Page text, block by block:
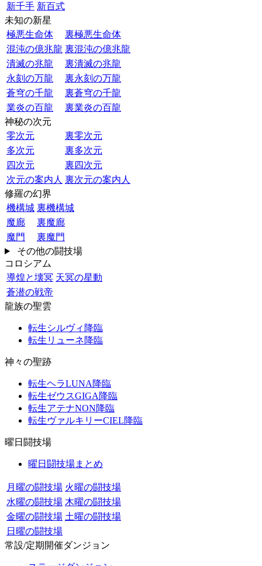
新千手 新百式
未知の新星
極悪生命体
裏極悪生命体
混沌の億兆龍 裏混沌の億兆龍
潰滅の兆龍
裏潰滅の兆龍
永刻の万龍
裏永刻の万龍
蒼穹の千龍
裏蒼穹の千龍
業炎の百龍
裏業炎の百龍
神秘の次元
零次元
裏零次元
多次元
裏多次元
四次元
裏四次元
次元の案内人 裏次元の案内人
修羅の幻界
機構城 裏機構城
魔廊
裏魔廊
魔門
裏魔門
その他の闘技場
コロシアム
導煌と壊冥 天冥の星動
蒼潜の戦帝
龍族の聖雲
転生シルヴィ降臨
転生リューネ降臨
神々の聖跡
転生ヘラLUNA降臨
転生ゼウスGIGA降臨
転生アテナNON降臨
転生ヴァルキリーCIEL降臨
曜日闘技場
曜日闘技場まとめ
月曜の闘技場 火曜の闘技場
水曜の闘技場 木曜の闘技場
金曜の闘技場 土曜の闘技場
日曜の闘技場
常設/定期開催ダンジョン